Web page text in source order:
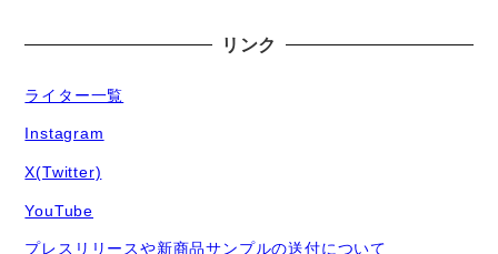
リンク
ライター一覧
Instagram
X(Twitter)
YouTube
プレスリリースや新商品サンプルの送付について